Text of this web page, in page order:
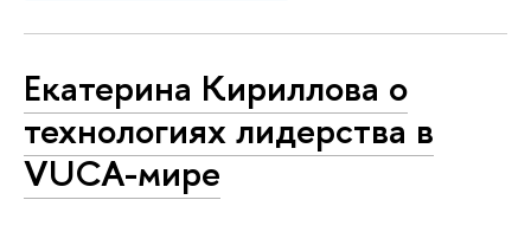
Екатерина Кириллова о
технологиях лидерства в
VUCA-мире